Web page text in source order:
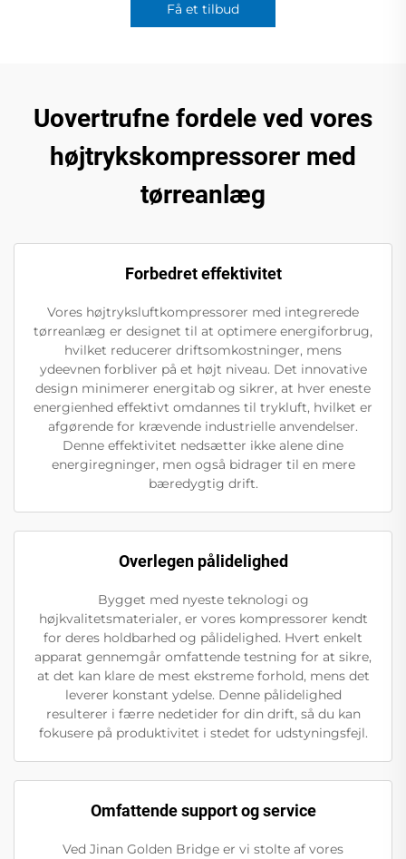
Få et tilbud
Uovertrufne fordele ved vores
højtrykskompressorer med
tørreanlæg
Forbedret effektivitet
Vores højtryksluftkompressorer med integrerede
tørreanlæg er designet til at optimere energiforbrug,
hvilket reducerer driftsomkostninger, mens
ydeevnen forbliver på et højt niveau. Det innovative
design minimerer energitab og sikrer, at hver eneste
energienhed effektivt omdannes til trykluft, hvilket er
afgørende for krævende industrielle anvendelser.
Denne effektivitet nedsætter ikke alene dine
energiregninger, men også bidrager til en mere
bæredygtig drift.
Overlegen pålidelighed
Bygget med nyeste teknologi og
højkvalitetsmaterialer, er vores kompressorer kendt
for deres holdbarhed og pålidelighed. Hvert enkelt
apparat gennemgår omfattende testning for at sikre,
at det kan klare de mest ekstreme forhold, mens det
leverer konstant ydelse. Denne pålidelighed
resulterer i færre nedetider for din drift, så du kan
fokusere på produktivitet i stedet for udstyningsfejl.
Omfattende support og service
Ved Jinan Golden Bridge er vi stolte af vores